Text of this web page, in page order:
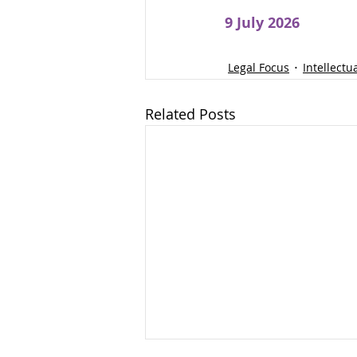
9 July 2026
Legal Focus
Related Posts